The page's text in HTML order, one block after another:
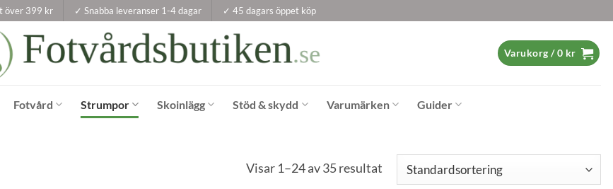
över 399 kr ✓ Snabba leveranser 1-4 dagar ✓ 45 dagars öppet köp
Varukorg /0 kr
Fotvård Strumpor Skoinlägg Stöd & skydd Varumärken Guider
Visar 1–24 av 35 resultat